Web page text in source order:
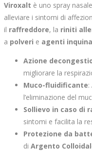
Viroxalt è uno spray
alleviare i sintomi di
il raffreddore, la riniti
a polveri e agenti
Azione
migliorare la
Muco-fluidificante:
l’eliminazione del
Sollievo in caso di
sintomi e facilita la
Protezione da
di Argento